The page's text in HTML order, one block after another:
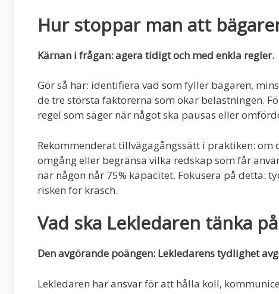
Hur stoppar man att
Kärnan i frågan: agera tidigt och med enkla regler.
Gör så här: identifiera vad som fyller bägaren,
de tre största faktorerna som ökar belastningen.
regel som säger när något ska pausas eller
Rekommenderat tillvägagångssätt i praktiken:
omgång eller begränsa vilka redskap som får
när någon når 75% kapacitet. Fokusera på detta:
risken för krasch.
Vad ska Lekledaren tänka på
Den avgörande poängen: Lekledarens tydlighet
Lekledaren har ansvar för att hålla koll,